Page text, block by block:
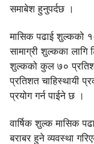
समाबेश हुनुपर्दछ ।
मासिक पढाई शुल्कको
सामाग्री शुल्कका लागि
शुल्कको कुल ७०
प्रतिशत चाहिस्थायी
प्रयोग गर्न पाईने छ ।
वार्षिक शुल्क मासिक
बराबर हुने व्यवस्था